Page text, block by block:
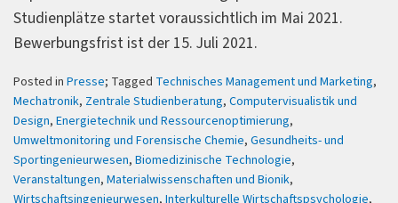
Studienplätze startet voraussichtlich im Mai 2021.
Bewerbungsfrist ist der 15. Juli 2021.
Posted in Presse; Tagged Technisches Management und Marketing,
Mechatronik, Zentrale Studienberatung, Computervisualistik und
Design, Energietechnik und Ressourcenoptimierung,
Umweltmonitoring und Forensische Chemie, Gesundheits- und
Sportingenieurwesen, Biomedizinische Technologie,
Veranstaltungen, Materialwissenschaften und Bionik,
Wirtschaftsingenieurwesen, Interkulturelle Wirtschaftspsychologie,